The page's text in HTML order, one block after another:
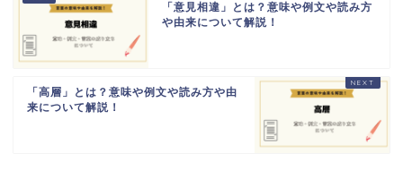
「意見相違」とは？意味や例文や読み方
や由来について解説！
「高層」とは？意味や例文や読み方や由
来について解説！